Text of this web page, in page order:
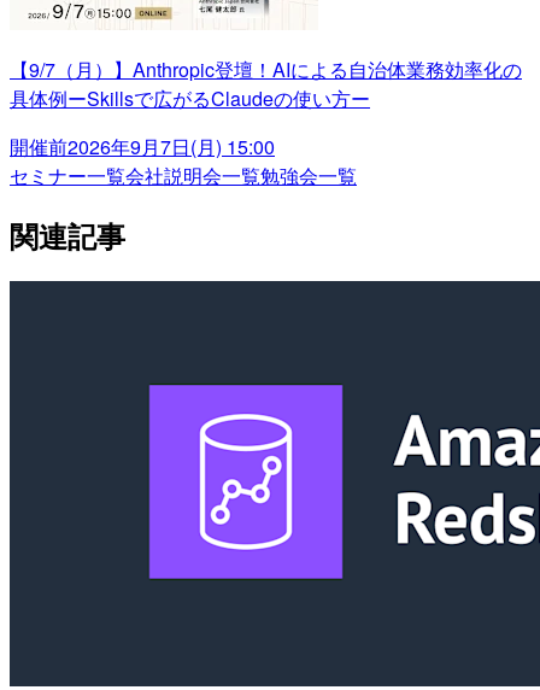
【9/7（月）】Anthropic登壇！AIによる自治体業務効率化の
具体例ーSkillsで広がるClaudeの使い方ー
開催前2026年9月7日(月) 15:00
セミナー一覧会社説明会一覧勉強会一覧
関連記事